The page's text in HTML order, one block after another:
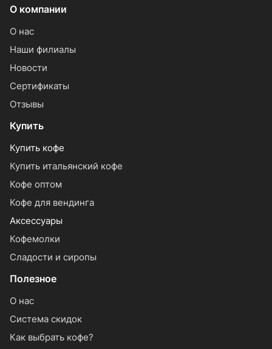
О компании
О нас
Наши филиалы
Новости
Сертификаты
Отзывы
Купить
Купить кофе
Купить итальянский кофе
Кофе оптом
Кофе для вендинга
Аксессуары
Кофемолки
Сладости и сиропы
Полезное
О нас
Система скидок
Как выбрать кофе?